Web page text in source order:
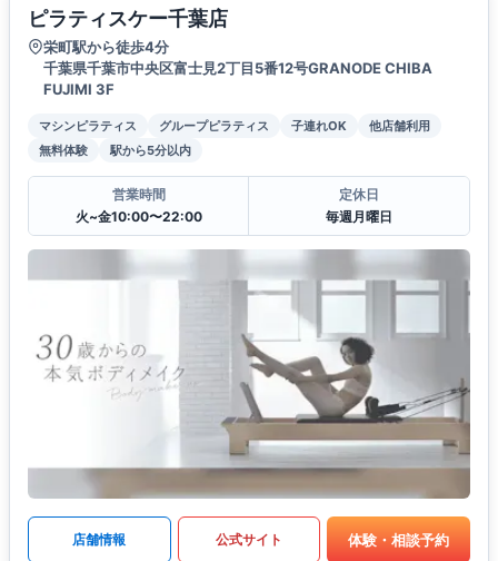
ピラティスケー千葉店
栄町駅から徒歩4分
千葉県千葉市中央区富士見2丁目5番12号GRANODE CHIBA
FUJIMI 3F
マシンピラティス グループピラティス 子連れOK
他店舗利用
無料体験
駅から5分以内
営業時間
火~金10:00〜22:00
定休日
毎週月曜日
店舗情報 公式サイト 体験・相談予約